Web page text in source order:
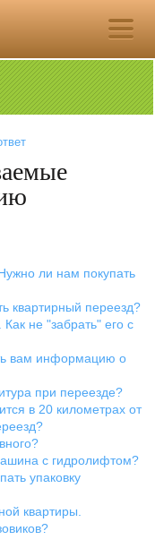
ли нам покупать
квартирный переезд?
не "забрать" его с
вам информацию о
при переезде?
в 20 километрах от
с гидролифтом?
упаковку
квартиры.